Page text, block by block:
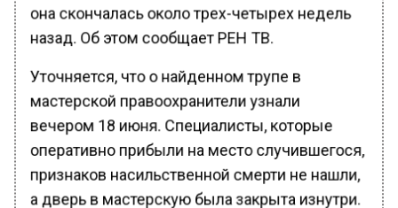
она скончалась около трех-четырех недель
назад. Об этом сообщает РЕН ТВ.
Уточняется, что о найденном трупе в
мастерской правоохранители узнали
вечером 18 июня. Специалисты, которые
оперативно прибыли на место случившегося,
признаков насильственной смерти не нашли,
а дверь в мастерскую была закрыта изнутри.